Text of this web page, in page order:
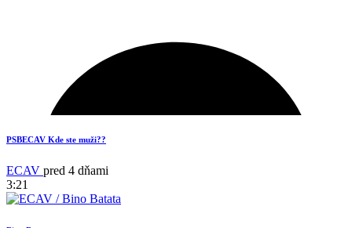
PSBECAV Kde ste muži??
ECAV pred 4 dňami
3:21